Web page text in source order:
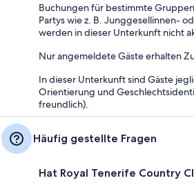
Buchungen für bestimmte
Partys wie z. B. Junggesellinnen-
werden in dieser Unterkunft nicht
Nur angemeldete Gäste erhalten
In dieser Unterkunft sind Gäste
Orientierung und
freundlich).
Häufig gestellte Fragen
Hat Royal Tenerife Country